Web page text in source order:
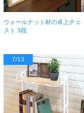
ウォールナット材の卓上チェ
スト 3段
7/13